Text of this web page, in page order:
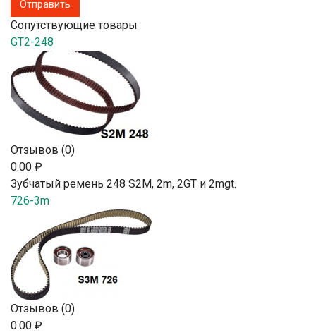
Сопутствующие товары
GT2-248
Отзывов (0)
0.00 ₽
Зубчатый ремень 248 S2М, 2m, 2GT и 2mgt.
726-3m
Отзывов (0)
0.00 ₽